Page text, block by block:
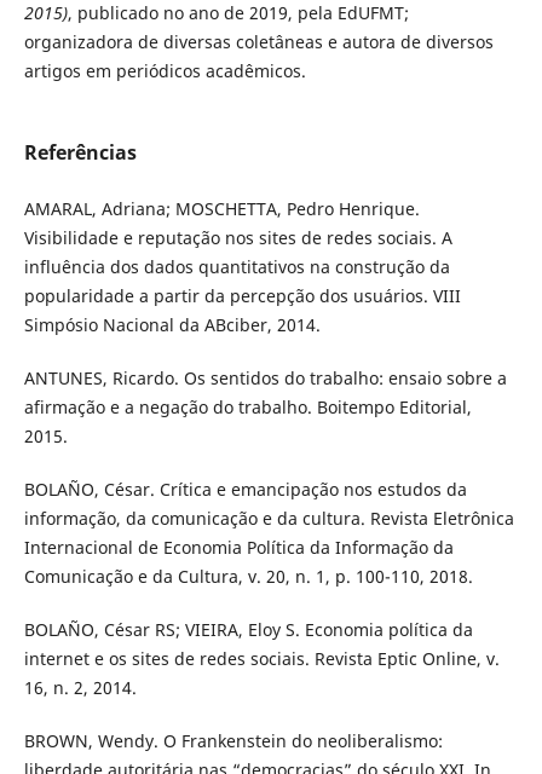
2015), publicado no ano de 2019, pela EdUFMT;
organizadora de diversas coletâneas e autora de diversos
artigos em periódicos acadêmicos.
Referências
AMARAL, Adriana; MOSCHETTA, Pedro Henrique.
Visibilidade e reputação nos sites de redes sociais. A
influência dos dados quantitativos na construção da
popularidade a partir da percepção dos usuários. VIII
Simpósio Nacional da ABciber, 2014.
ANTUNES, Ricardo. Os sentidos do trabalho: ensaio sobre a
afirmação e a negação do trabalho. Boitempo Editorial,
2015.
BOLAÑO, César. Crítica e emancipação nos estudos da
informação, da comunicação e da cultura. Revista Eletrônica
Internacional de Economia Política da Informação da
Comunicação e da Cultura, v. 20, n. 1, p. 100-110, 2018.
BOLAÑO, César RS; VIEIRA, Eloy S. Economia política da
internet e os sites de redes sociais. Revista Eptic Online, v.
16, n. 2, 2014.
BROWN, Wendy. O Frankenstein do neoliberalismo: